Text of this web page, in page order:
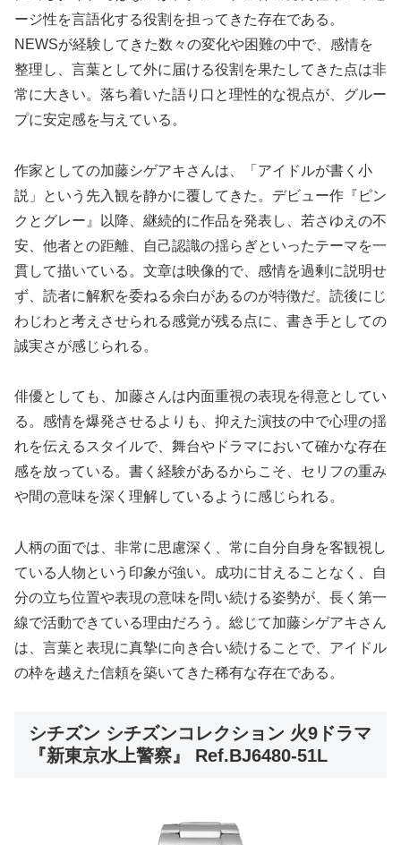
ージ性を言語化する役割を担ってきた存在である。
NEWSが経験してきた数々の変化や困難の中で、感情を
整理し、言葉として外に届ける役割を果たしてきた点は非
常に大きい。落ち着いた語り口と理性的な視点が、グルー
プに安定感を与えている。
作家としての加藤シゲアキさんは、「アイドルが書く小
説」という先入観を静かに覆してきた。デビュー作『ピン
クとグレー』以降、継続的に作品を発表し、若さゆえの不
安、他者との距離、自己認識の揺らぎといったテーマを一
貫して描いている。文章は映像的で、感情を過剰に説明せ
ず、読者に解釈を委ねる余白があるのが特徴だ。読後にじ
わじわと考えさせられる感覚が残る点に、書き手としての
誠実さが感じられる。
俳優としても、加藤さんは内面重視の表現を得意としてい
る。感情を爆発させるよりも、抑えた演技の中で心理の揺
れを伝えるスタイルで、舞台やドラマにおいて確かな存在
感を放っている。書く経験があるからこそ、セリフの重み
や間の意味を深く理解しているように感じられる。
人柄の面では、非常に思慮深く、常に自分自身を客観視し
ている人物という印象が強い。成功に甘えることなく、自
分の立ち位置や表現の意味を問い続ける姿勢が、長く第一
線で活動できている理由だろう。総じて加藤シゲアキさん
は、言葉と表現に真摯に向き合い続けることで、アイドル
の枠を越えた信頼を築いてきた稀有な存在である。
シチズン シチズンコレクション 火9ドラマ
『新東京水上警察』 Ref.BJ6480-51L